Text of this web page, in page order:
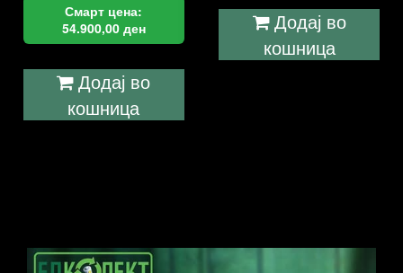
Смарт цена:
54.900,00 ден
Додај во
кошница
Додај во
кошница